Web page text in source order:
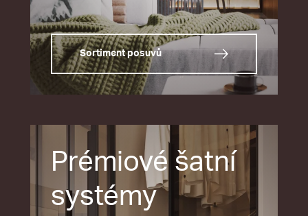
Sortiment posuvů
Prémiové šatní
systémy